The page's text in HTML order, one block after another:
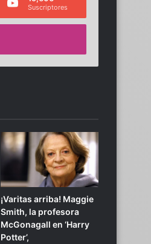
Suscriptores
¡Varitas arriba! Maggie
Smith, la profesora
McGonagall en ‘Harry
Potter’,